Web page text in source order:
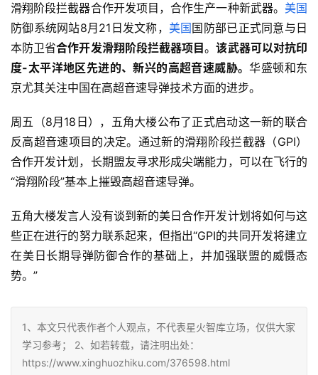
滑翔阶段拦截器合作开发项目，合作生产一种新武器。 美国
防御系统网站8月21日发文称， 美国 国防部已正式同意与日
本防卫省合作开发滑翔阶段拦截器项目。该武器可以对抗印
度-太平洋地区先进的、新兴的高超音速威胁。华盛顿和东
京尤其关注中国在高超音速导弹技术方面的进步。
周五（8月18日），五角大楼公布了正式启动这一新的联合
反高超音速项目的决定。通过新的滑翔阶段拦截器（GPI）
合作开发计划，长期盟友寻求形成尖端能力，可以在飞行的
“滑翔阶段”基本上摧毁高超音速导弹。
五角大楼发言人没有谈到新的美日合作开发计划将如何与这
些正在进行的努力联系起来，但指出“GPI的共同开发将建立
在美日长期导弹防御合作的基础上，并加强联盟的威慑态
势。”
1、本文只代表作者个人观点，不代表星火智库立场，仅供大家
学习参考； 2、如若转载，请注明出处：
https://www.xinghuozhiku.com/376598.html